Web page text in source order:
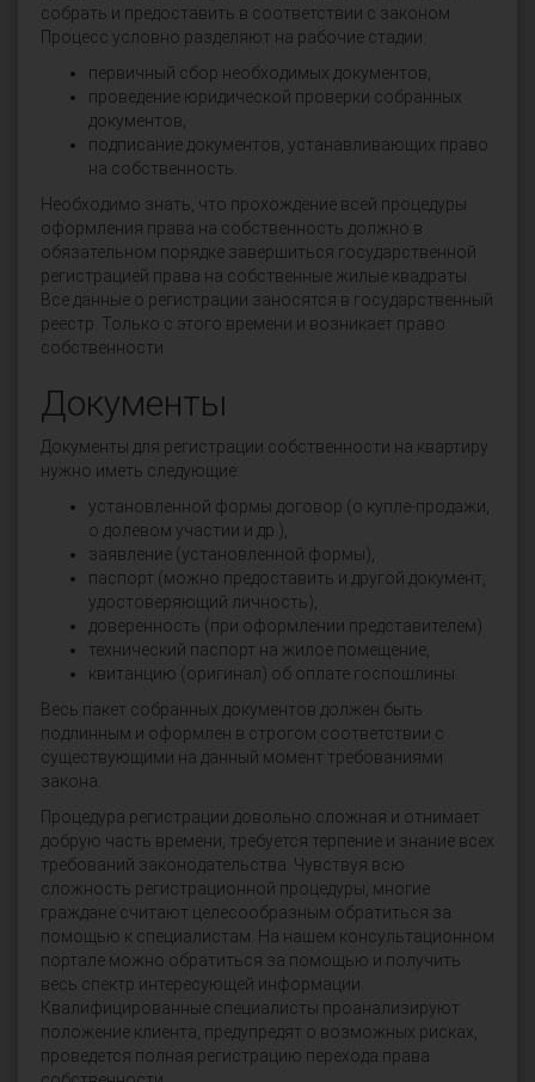
собрать и предоставить в соответствии с законом.
Процесс условно разделяют на рабочие стадии:
первичный сбор необходимых документов,
проведение юридической проверки собранных
документов,
подписание документов, устанавливающих право
на собственность.
Необходимо знать, что прохождение всей процедуры
оформления права на собственность должно в
обязательном порядке завершиться государственной
регистрацией права на собственные жилые квадраты.
Все данные о регистрации заносятся в государственный
реестр. Только с этого времени и возникает право
собственности.
Документы
Документы для регистрации собственности на квартиру
нужно иметь следующие:
установленной формы договор (о купле-продажи,
о долевом участии и др.),
заявление (установленной формы),
паспорт (можно предоставить и другой документ,
удостоверяющий личность),
доверенность (при оформлении представителем)
технический паспорт на жилое помещение,
квитанцию (оригинал) об оплате госпошлины.
Весь пакет собранных документов должен быть
подлинным и оформлен в строгом соответствии с
существующими на данный момент требованиями
закона.
Процедура регистрации довольно сложная и отнимает
добрую часть времени, требуется терпение и знание всех
требований законодательства. Чувствуя всю
сложность регистрационной процедуры, многие
граждане считают целесообразным обратиться за
помощью к специалистам. На нашем консультационном
портале можно обратиться за помощью и получить
весь спектр интересующей информации.
Квалифицированные специалисты проанализируют
положение клиента, предупредят о возможных рисках,
проведется полная регистрацию перехода права